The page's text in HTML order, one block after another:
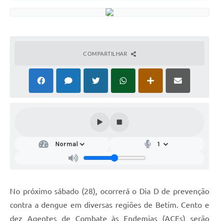
COMPARTILHAR
No próximo sábado (28), ocorrerá o Dia D de prevenção
contra a dengue em diversas regiões de Betim. Cento e
dez Agentes de Combate às Endemias (ACEs) serão